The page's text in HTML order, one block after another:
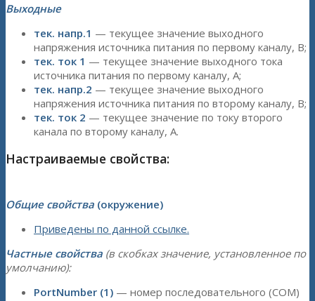
Выходные
тек. напр.1 — текущее значение выходного
напряжения источника питания по первому каналу, B;
тек. ток 1 — текущее значение выходного тока
источника питания по первому каналу, A;
тек. напр.2 — текущее значение выходного
напряжения источника питания по второму каналу, B;
тек. ток 2 — текущее значение по току второго
канала по второму каналу, A.
Настраиваемые свойства:
Общие свойства (окружение)
Приведены по данной ссылке.
Частные свойства (в скобках значение, установленное по
умолчанию):
PortNumber (1) — номер последовательного (COM)